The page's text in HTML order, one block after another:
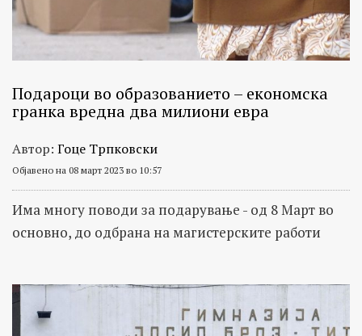
Подароци во образованието – економска
гранка вредна два милиони евра
Автор: Гоце Трпковски
Објавено на 08 март 2023 во 10:57
Има многу поводи за подарување - од 8 Март во
основно, до одбрана на магистерските работи